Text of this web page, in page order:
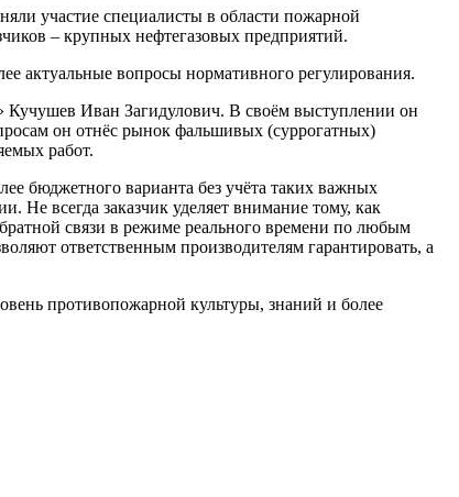
участие специалисты в области пожарной
– крупных нефтегазовых предприятий.
актуальные вопросы нормативного регулирования.
Иван Загидулович. В своём выступлении он
он отнёс рынок фальшивых (суррогатных)
работ.
бюджетного варианта без учёта таких важных
Не всегда заказчик уделяет внимание тому, как
связи в режиме реального времени по любым
ответственным производителям гарантировать, а
противопожарной культуры, знаний и более